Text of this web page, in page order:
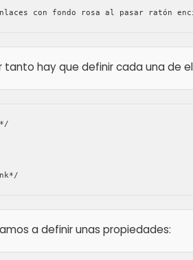
con fondo rosa al pasar ratón
tanto hay que definir cada una de
a definir unas propiedades: